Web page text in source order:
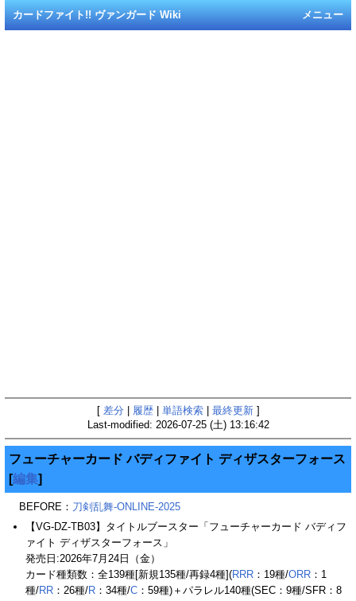
メニュー
カードファイト!! ヴァンガード Wiki
[ 差分 履歴| 単語検索| 最終更新]
Last-modified: 2026-07-25 (土) 13:16:42
フューチャーカード バディファイト ディザスターフォース
[編集]
BEFORE： 刀剣乱舞-ONLINE-2025
【VG-DZ-TB03】タイトルブースター「フューチャーカード バディフ
ァイト ディザスターフォース」
発売日:2026年7月24日（金）
カード種類数：全139種[新規135種/再録4種](RRR ：19種/ORR ：1
種/RR ：26種/R ：34種/C ：59種)＋パラレル140種(SEC：9種/SFR：8